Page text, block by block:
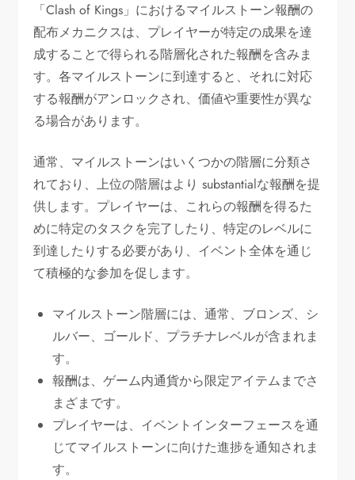
「Clash of Kings」におけるマイルストーン報酬の
配布メカニクスは、プレイヤーが特定の成果を達
成することで得られる階層化された報酬を含みま
す。各マイルストーンに到達すると、それに対応
する報酬がアンロックされ、価値や重要性が異な
る場合があります。
通常、マイルストーンはいくつかの階層に分類さ
れており、上位の階層はより substantialな報酬を提
供します。プレイヤーは、これらの報酬を得るた
めに特定のタスクを完了したり、特定のレベルに
到達したりする必要があり、イベント全体を通じ
て積極的な参加を促します。
マイルストーン階層には、通常、ブロンズ、シ
ルバー、ゴールド、プラチナレベルが含まれま
す。
報酬は、ゲーム内通貨から限定アイテムまでさ
まざまです。
プレイヤーは、イベントインターフェースを通
じてマイルストーンに向けた進捗を通知されま
す。